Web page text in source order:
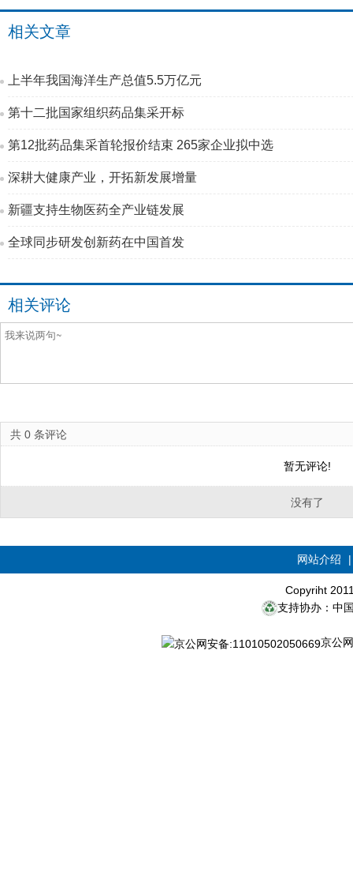
相关文章
上半年我国海洋生产总值5.5万亿元
第十二批国家组织药品集采开标
第12批药品集采首轮报价结束 265家企业拟中选
深耕大健康产业，开拓新发展增量
新疆支持生物医药全产业链发展
全球同步研发创新药在中国首发
相关评论
共 0 条评论
暂无评论!
没有了
网站介绍
Copyriht
支持协办：中
京公